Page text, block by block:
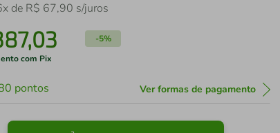
x de R$ 67,90 s/juros
,03 -5%
com Pix
pontos Ver formas de pagamento